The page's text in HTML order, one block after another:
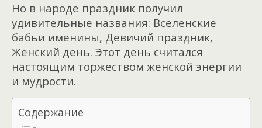
Но в народе праздник получил
удивительные названия: Вселенские
бабьи именины, Девичий праздник,
Женский день. Этот день считался
настоящим торжеством женской энергии
и мудрости.
Содержание